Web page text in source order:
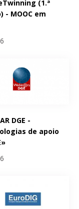
(1.ª
- MOOC em
DGE -
de apoio